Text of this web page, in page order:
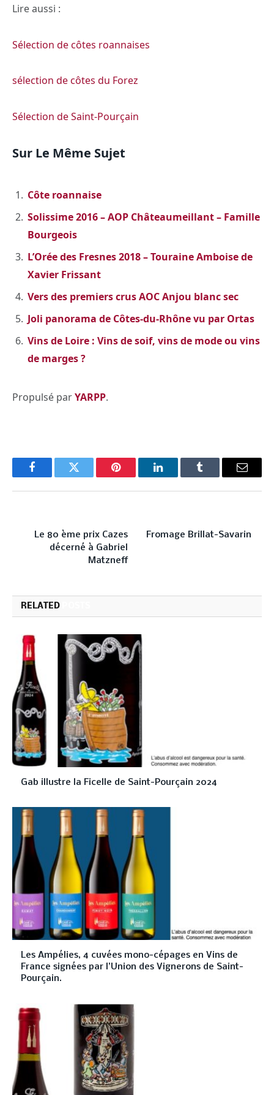
Lire aussi :
Sélection de côtes roannaises
sélection de côtes du Forez
Sélection de Saint-Pourçain
Sur Le Même Sujet
Côte roannaise
Solissime 2016 – AOP Châteaumeillant – Famille
Bourgeois
L’Orée des Fresnes 2018 – Touraine Amboise de
Xavier Frissant
Vers des premiers crus AOC Anjou blanc sec
Joli panorama de Côtes-du-Rhône vu par Ortas
Vins de Loire : Vins de soif, vins de mode ou vins
de marges ?
Propulsé parYARPP.
FacebookTwitter Pinterest LinkedInTumblr Email
Le 80 ème prix Cazes
décerné à Gabriel
Matzneff
Fromage Brillat-Savarin
RELATED
Gab illustre la Ficelle de Saint-Pourçain 2024
Les Ampélies, 4 cuvées mono-cépages en Vins de
France signées par l’Union des Vignerons de Saint-
Pourçain.